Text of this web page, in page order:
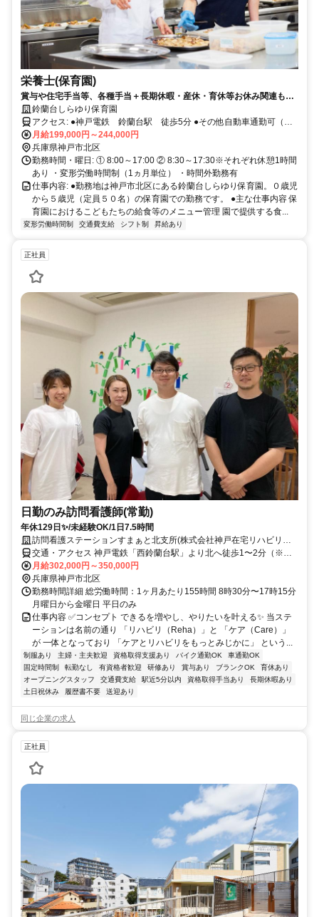
栄養士(保育園)
賞与や住宅手当等、各種手当＋長期休暇・産休・育休等お休み関連も
◎。働きやすさ抜群で、子どももスタッフも大切にしている職場です。
鈴蘭台しらゆり保育園
アクセス: ●神戸電鉄 鈴蘭台駅 徒歩5分 ●その他自動車通勤可（職
員用駐車場有） 給与: ●昇給年1回、賞与年2回 ●住宅手当（月10,000
～20,000円支給※賃貸：賃額の区分による） ●通勤手当 公共交通
機関 ： 6カ月定期代金、マイカー通勤：1㎞あたり 16円×往復距離
〔2輪は1/2〕 ●処遇改善手当、給与改善費それぞれあり
月給199,000円～244,000円
兵庫県神戸市北区
勤務時間・曜日: ① 8:00～17:00 ② 8:30～17:30※それぞれ休憩1時間
あり ・変形労働時間制（1ヵ月単位） ・時間外勤務有
仕事内容: ●勤務地は神戸市北区にある鈴蘭台しらゆり保育園。０歳児
から５歳児（定員５０名）の保育園での勤務です。 ●主な仕事内容 保
育園におけるこどもたちの給食等のメニュー管理 園で提供する食...
変形労働時間制 交通費支給 シフト制 昇給あり
正社員
日勤のみ訪問看護師(常勤)
年休129日✨/未経験OK/1日7.5時間
訪問看護ステーションすまぁと北支所(株式会社神戸在宅リハビリテ
ーション事業団)
交通・アクセス 神戸電鉄「西鈴蘭台駅」より北へ徒歩1〜2分（※神
戸北郵便局の向かいのビル）
月給302,000円～350,000円
兵庫県神戸市北区
勤務時間詳細 総労働時間：1ヶ月あたり155時間 8時30分〜17時15分
月曜日から金曜日 平日のみ
仕事内容 ✅コンセプト できるを増やし、やりたいを叶える✨ 当ステ
ーションは名前の通り 「リハビリ（Reha）」と 「ケア（Care）」
が 一体となっており 「ケアとリハビリをもっとみじかに」 という...
制服あり 主婦・主夫歓迎 資格取得支援あり バイク通勤OK
車通勤OK
固定時間制
転勤なし 有資格者歓迎 研修あり 賞与あり ブランクOK
育休あり
オープニングスタッフ
交通費支給 駅近5分以内 資格取得手当あり
長期休暇あり
土日祝休み
履歴書不要 送迎あり
同じ企業の求人
正社員